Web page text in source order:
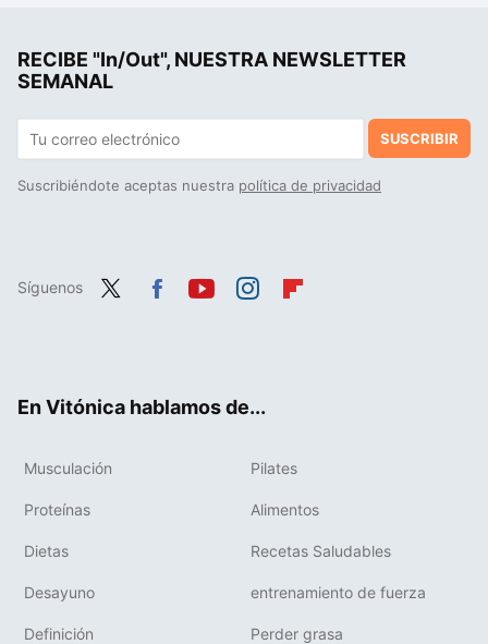
RECIBE "In/Out", NUESTRA NEWSLETTER
SEMANAL
SUSCRIBIR
Suscribiéndote aceptas nuestra política de privacidad
Síguenos
En Vitónica hablamos de...
Musculación Pilates
Proteínas Alimentos
Dietas Recetas Saludables
Desayuno entrenamiento de fuerza
Definición Perder grasa